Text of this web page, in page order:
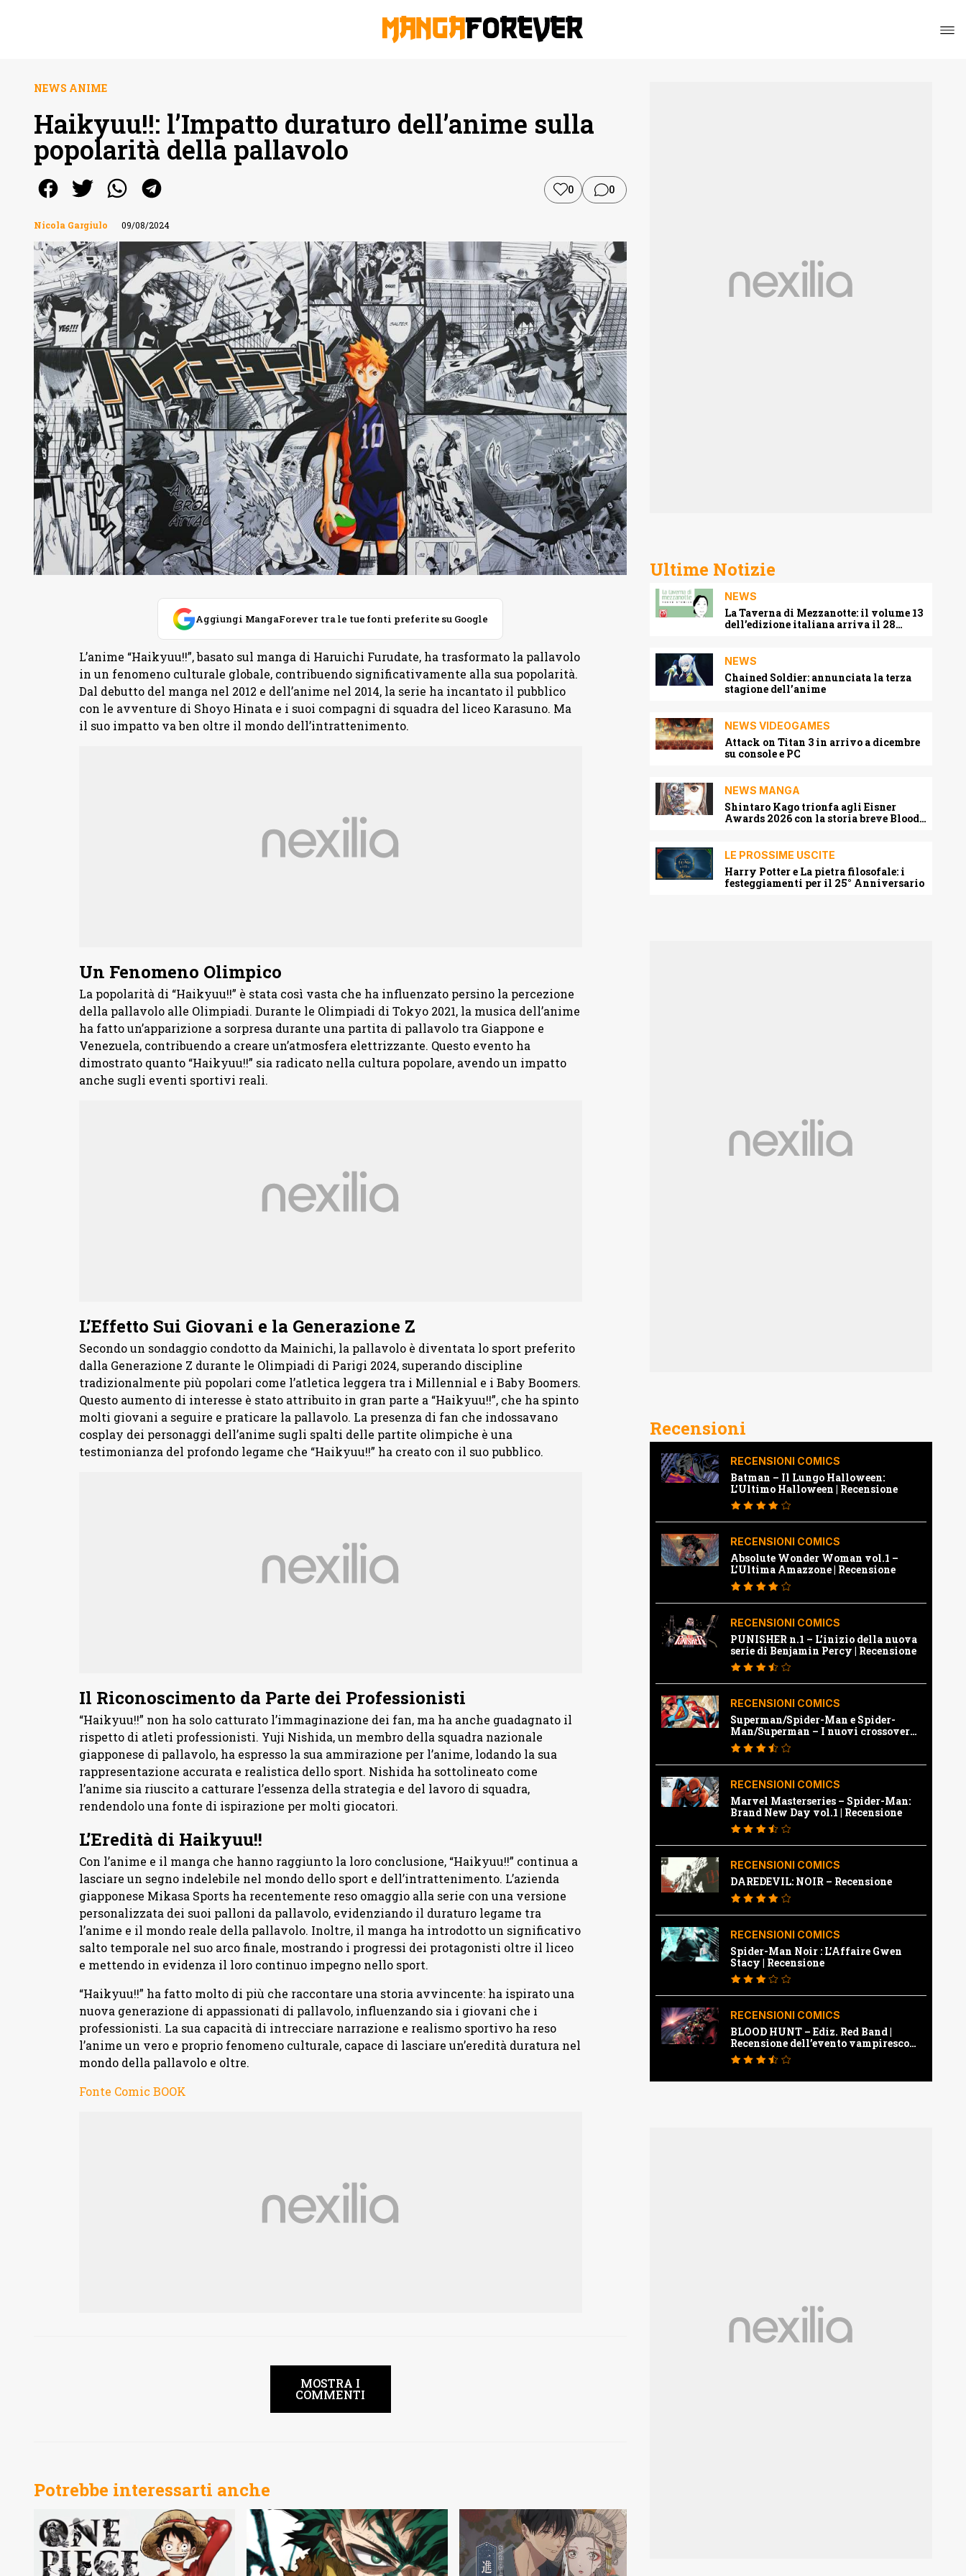
NEWS ANIME
Haikyuu!!: l’Impatto duraturo dell’anime sulla
popolarità della pallavolo
0 0
Nicola Gargiulo 09/08/2024
Aggiungi MangaForever tra le tue fonti preferite su Google
L’anime “Haikyuu!!”, basato sul manga di Haruichi Furudate, ha trasformato la pallavolo
in un fenomeno culturale globale, contribuendo significativamente alla sua popolarità.
Dal debutto del manga nel 2012 e dell’anime nel 2014, la serie ha incantato il pubblico
con le avventure di Shoyo Hinata e i suoi compagni di squadra del liceo Karasuno. Ma
il suo impatto va ben oltre il mondo dell’intrattenimento.
Un Fenomeno Olimpico
La popolarità di “Haikyuu!!” è stata così vasta che ha influenzato persino la percezione
della pallavolo alle Olimpiadi. Durante le Olimpiadi di Tokyo 2021, la musica dell’anime
ha fatto un’apparizione a sorpresa durante una partita di pallavolo tra Giappone e
Venezuela, contribuendo a creare un’atmosfera elettrizzante. Questo evento ha
dimostrato quanto “Haikyuu!!” sia radicato nella cultura popolare, avendo un impatto
anche sugli eventi sportivi reali.
L’Effetto Sui Giovani e la Generazione Z
Secondo un sondaggio condotto da Mainichi, la pallavolo è diventata lo sport preferito
dalla Generazione Z durante le Olimpiadi di Parigi 2024, superando discipline
tradizionalmente più popolari come l’atletica leggera tra i Millennial e i Baby Boomers.
Questo aumento di interesse è stato attribuito in gran parte a “Haikyuu!!”, che ha spinto
molti giovani a seguire e praticare la pallavolo. La presenza di fan che indossavano
cosplay dei personaggi dell’anime sugli spalti delle partite olimpiche è una
testimonianza del profondo legame che “Haikyuu!!” ha creato con il suo pubblico.
Il Riconoscimento da Parte dei Professionisti
“Haikyuu!!” non ha solo catturato l’immaginazione dei fan, ma ha anche guadagnato il
rispetto di atleti professionisti. Yuji Nishida, un membro della squadra nazionale
giapponese di pallavolo, ha espresso la sua ammirazione per l’anime, lodando la sua
rappresentazione accurata e realistica dello sport. Nishida ha sottolineato come
l’anime sia riuscito a catturare l’essenza della strategia e del lavoro di squadra,
rendendolo una fonte di ispirazione per molti giocatori.
L’Eredità di Haikyuu!!
Con l’anime e il manga che hanno raggiunto la loro conclusione, “Haikyuu!!” continua a
lasciare un segno indelebile nel mondo dello sport e dell’intrattenimento. L’azienda
giapponese Mikasa Sports ha recentemente reso omaggio alla serie con una versione
personalizzata dei suoi palloni da pallavolo, evidenziando il duraturo legame tra
l’anime e il mondo reale della pallavolo. Inoltre, il manga ha introdotto un significativo
salto temporale nel suo arco finale, mostrando i progressi dei protagonisti oltre il liceo
e mettendo in evidenza il loro continuo impegno nello sport.
“Haikyuu!!” ha fatto molto di più che raccontare una storia avvincente: ha ispirato una
nuova generazione di appassionati di pallavolo, influenzando sia i giovani che i
professionisti. La sua capacità di intrecciare narrazione e realismo sportivo ha reso
l’anime un vero e proprio fenomeno culturale, capace di lasciare un’eredità duratura nel
mondo della pallavolo e oltre.
Fonte Comic BOOK
MOSTRA I
COMMENTI
Potrebbe interessarti anche
Ultime Notizie
NEWS
La Taverna di Mezzanotte: il volume 13
dell’edizione italiana arriva il 28
NEWS
Chained Soldier: annunciata la terza
stagione dell’anime
NEWS VIDEOGAMES
Attack on Titan 3 in arrivo a dicembre
su console e PC
NEWS MANGA
Shintaro Kago trionfa agli Eisner
Awards 2026 con la storia breve Blood
LE PROSSIME USCITE
Harry Potter e La pietra filosofale: i
festeggiamenti per il 25° Anniversario
Recensioni
RECENSIONI COMICS
Batman – Il Lungo Halloween:
L’Ultimo Halloween | Recensione
RECENSIONI COMICS
Absolute Wonder Woman vol.1 –
L’Ultima Amazzone | Recensione
RECENSIONI COMICS
PUNISHER n.1 – L’inizio della nuova
serie di Benjamin Percy | Recensione
RECENSIONI COMICS
Superman/Spider-Man e Spider-
Man/Superman – I nuovi crossover
Marvel e Dc | Recensione
RECENSIONI COMICS
Marvel Masterseries – Spider-Man:
Brand New Day vol.1 | Recensione
RECENSIONI COMICS
DAREDEVIL: NOIR – Recensione
RECENSIONI COMICS
Spider-Man Noir : L’Affaire Gwen
Stacy | Recensione
RECENSIONI COMICS
BLOOD HUNT – Ediz. Red Band |
Recensione dell’evento vampiresco
della Marvel